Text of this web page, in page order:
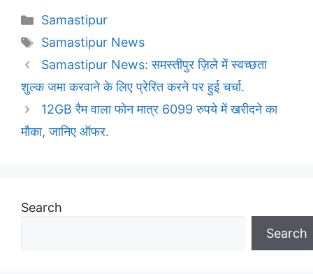
Categories
Samastipur
Tags
Samastipur News
Samastipur News: समस्तीपुर ज़िले में स्वच्छता
शुल्क जमा करवाने के लिए प्रेरित करने पर हुई चर्चा.
12GB रैम वाला फोन मात्र 6099 रुपये में खरीदने का
मौका, जानिए ऑफर.
Search
Search